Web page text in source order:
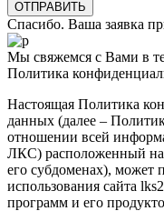
Спасибо. Ваша заявка
Мы свяжемся с Вами в
Политика
Настоящая Политика
данных (далее –
отношении всей
ЛКС) расположенный
его субдоменах), может
использования сайта
программ и его